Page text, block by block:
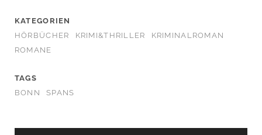
KATEGORIEN
HÖRBÜCHER
KRIMI&THRILLER
KRIMINALROMAN
ROMANE
TAGS
BONN
SPANS